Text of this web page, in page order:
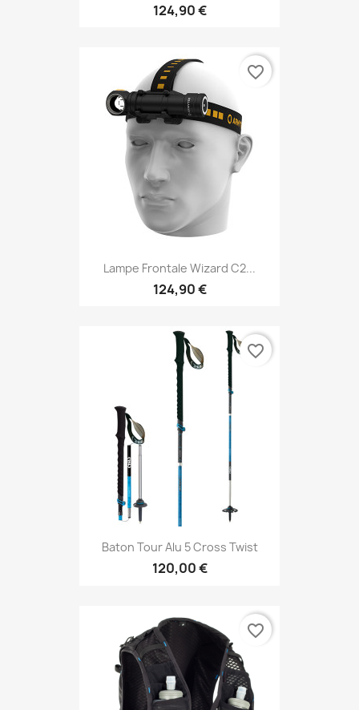
124,90 €
Lampe Frontale Wizard C2...
124,90 €
favorite_border
Baton Tour Alu 5 Cross Twist
120,00 €
favorite_border
favorite_border